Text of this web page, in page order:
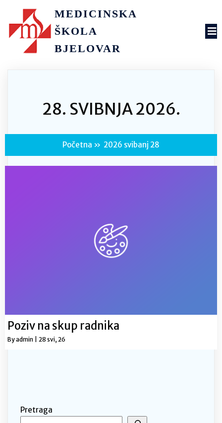
MEDICINSKA
ŠKOLA
BJELOVAR
28. SVIBNJA 2026.
Početna » 2026 svibanj 28
Poziv na skup radnika
Byadmin 28 svi, 26
Pretraga